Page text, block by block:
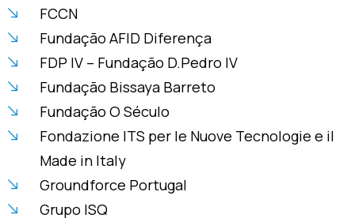
FCCN
Fundação AFID Diferença
FDP IV – Fundação D.Pedro IV
Fundação Bissaya Barreto
Fundação O Século
Fondazione ITS per le Nuove Tecnologie e il
Made in Italy
Groundforce Portugal
Grupo ISQ